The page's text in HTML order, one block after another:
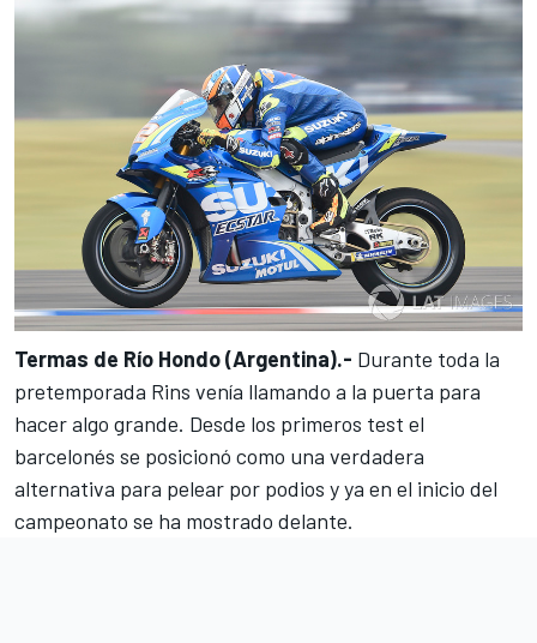
Termas de Río Hondo (Argentina).- Durante toda la
pretemporada Rins venía llamando a la puerta para
hacer algo grande. Desde los primeros test el
barcelonés se posicionó como una verdadera
alternativa para pelear por podios y ya en el inicio del
campeonato se ha mostrado delante.